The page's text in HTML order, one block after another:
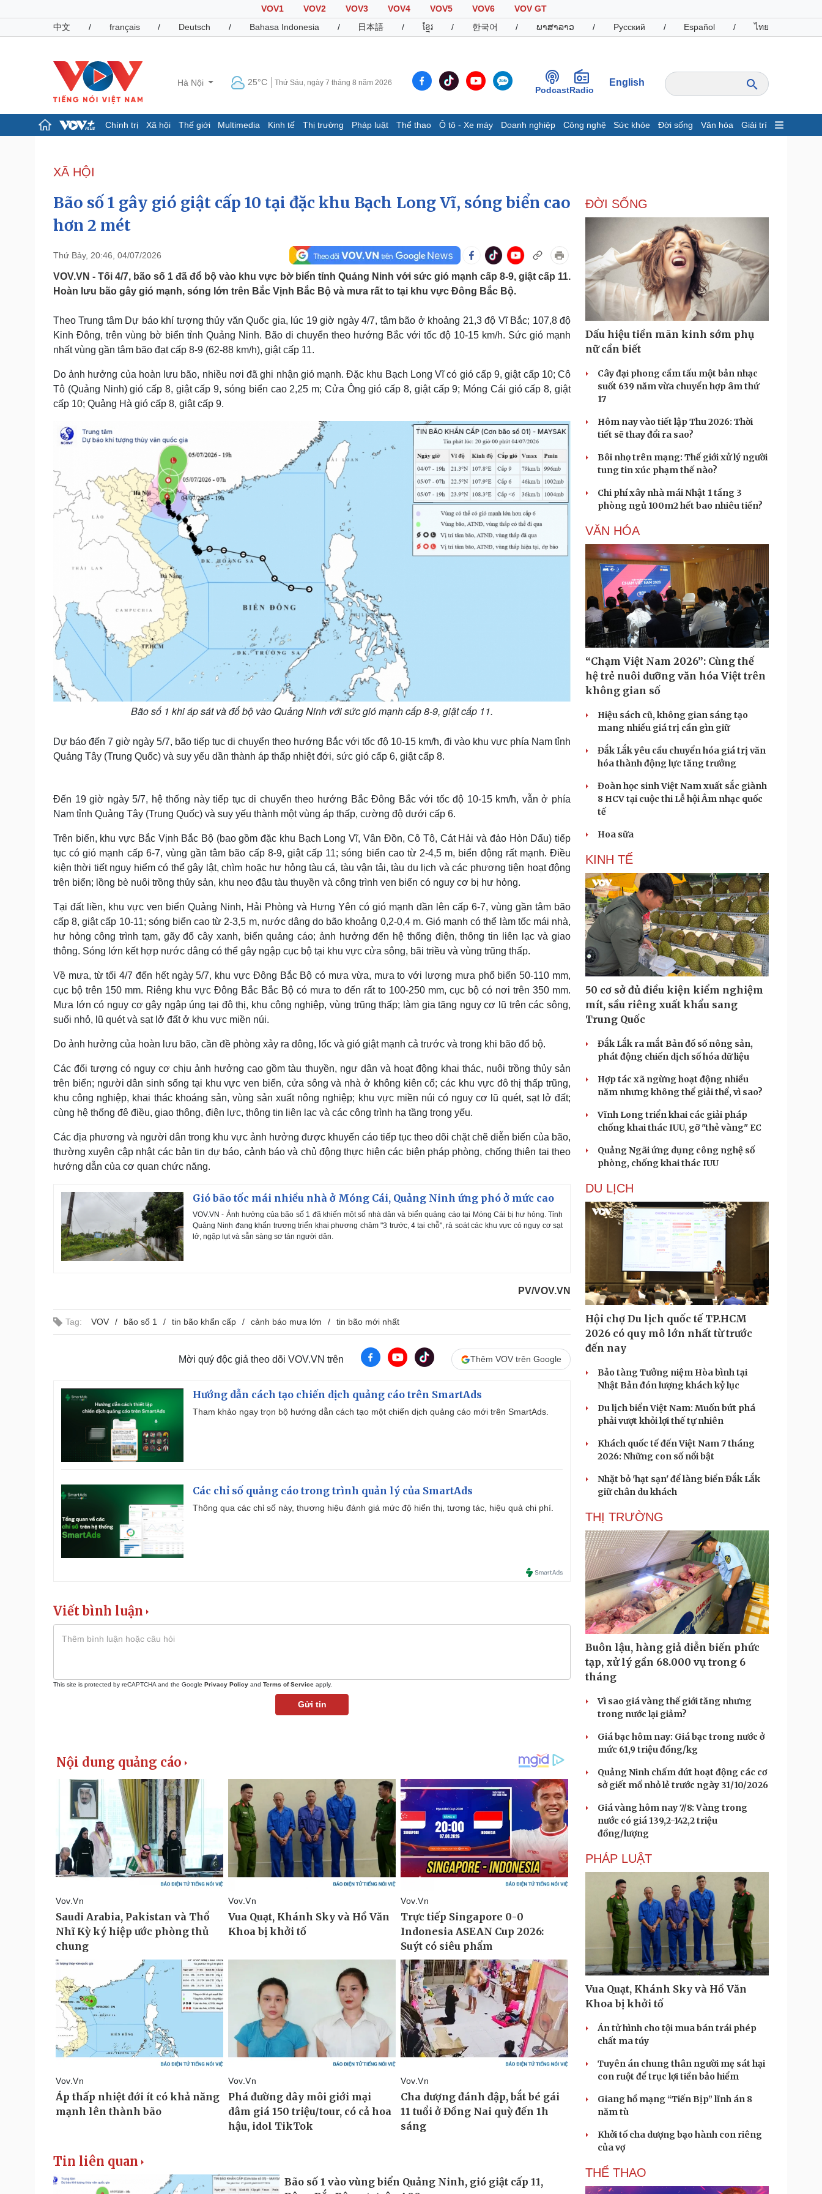
VOV1 VOV2 VOV3 VOV4 VOV5 VOV6
VOV GT
中文
/ français / Deutsch / Bahasa Indonesia / 日本語 / ខ្មែរ / 한국어 / ພາສາລາວ / Русский / Español / ไทย
Hà Nội 25°C Thứ Sáu, ngày 7 tháng 8 năm 2026
PodcastRadio
English
Chính trị Xã hội Thế giới Multimedia Kinh tế Thị trường Pháp luật Thể thao Ô tô - Xe máy Doanh nghiệp Công nghệ Sức khỏe Đời sống Văn hóa Giải trí
Đảng
Tổ chức nhân sự
Nhận diện sự thật
Dấu ấn VOV
Infographic
Giá cà phê
Pháp luật
Tin nóng
Tư vấn luật
Việt Nam
Phân tích
Thể thao
Lịch thi đấu bóng đá
Thế giới thể thao
Hậu trường
Ô tô - Xe máy
Xe máy
Tư vấn
Doanh nghiệp
Thông tin doanh nghiệp
Doanh nghiệp 24h
Doanh nhân
Vì cộng đồng
Công nghệ
Sành điệu
Tin Công nghệ
Trải nghiệm
Chuyển đổi số
Sức khỏe
Dinh dưỡng - món ngon
Cây thuốc
Sản phụ khoa
Nhi khoa
Nam khoa
Phòng mạch online
Ăn sạch sống khỏe
Đời sống
Nhà đẹp
Blog
Tình yêu - Gia đình
Văn hóa
Văn học
Âm nhạc
Di sản
Giải trí
Thời trang
Sao Việt
Du lịch
Săn Tour
check-in
Podcast
Đọc truyện đêm khuya
Cửa sổ tình yêu
Cải chính
XÃ HỘI
Bão số 1 gây gió giật cấp 10 tại đặc khu Bạch Long Vĩ, sóng biển cao
hơn 2 mét
Thứ Bảy, 20:46, 04/07/2026
VOV.VN - Tối 4/7, bão số 1 đã đổ bộ vào khu vực bờ biển tỉnh Quảng Ninh với sức gió mạnh cấp 8-9, giật cấp 11.
Hoàn lưu bão gây gió mạnh, sóng lớn trên Bắc Vịnh Bắc Bộ và mưa rất to tại khu vực Đông Bắc Bộ.
Theo Trung tâm Dự báo khí tượng thủy văn Quốc gia, lúc 19 giờ ngày 4/7, tâm bão ở khoảng 21,3 độ Vĩ Bắc; 107,8 độ
Kinh Đông, trên vùng bờ biển tỉnh Quảng Ninh. Bão di chuyển theo hướng Bắc với tốc độ 10-15 km/h. Sức gió mạnh
nhất vùng gần tâm bão đạt cấp 8-9 (62-88 km/h), giật cấp 11.
Do ảnh hưởng của hoàn lưu bão, nhiều nơi đã ghi nhận gió mạnh. Đặc khu Bạch Long Vĩ có gió cấp 9, giật cấp 10; Cô
Tô (Quảng Ninh) gió cấp 8, giật cấp 9, sóng biển cao 2,25 m; Cửa Ông gió cấp 8, giật cấp 9; Móng Cái gió cấp 8, giật
cấp 10; Quảng Hà gió cấp 8, giật cấp 9.
Bão số 1 khi áp sát và đổ bộ vào Quảng Ninh với sức gió mạnh cấp 8-9, giật cấp 11.
Dự báo đến 7 giờ ngày 5/7, bão tiếp tục di chuyển theo hướng Bắc với tốc độ 10-15 km/h, đi vào khu vực phía Nam tỉnh
Quảng Tây (Trung Quốc) và suy yếu dần thành áp thấp nhiệt đới, sức gió cấp 6, giật cấp 8.
Đến 19 giờ ngày 5/7, hệ thống này tiếp tục di chuyển theo hướng Bắc Đông Bắc với tốc độ 10-15 km/h, vẫn ở phía
Nam tỉnh Quảng Tây (Trung Quốc) và suy yếu thành một vùng áp thấp, cường độ dưới cấp 6.
Trên biển, khu vực Bắc Vịnh Bắc Bộ (bao gồm đặc khu Bạch Long Vĩ, Vân Đồn, Cô Tô, Cát Hải và đảo Hòn Dấu) tiếp
tục có gió mạnh cấp 6-7, vùng gần tâm bão cấp 8-9, giật cấp 11; sóng biển cao từ 2-4,5 m, biển động rất mạnh. Điều
kiện thời tiết nguy hiểm có thể gây lật, chìm hoặc hư hỏng tàu cá, tàu vận tải, tàu du lịch và các phương tiện hoạt động
trên biển; lồng bè nuôi trồng thủy sản, khu neo đậu tàu thuyền và công trình ven biển có nguy cơ bị hư hỏng.
Tại đất liền, khu vực ven biển Quảng Ninh, Hải Phòng và Hưng Yên có gió mạnh dần lên cấp 6-7, vùng gần tâm bão
cấp 8, giật cấp 10-11; sóng biển cao từ 2-3,5 m, nước dâng do bão khoảng 0,2-0,4 m. Gió mạnh có thể làm tốc mái nhà,
hư hỏng công trình tạm, gãy đổ cây xanh, biển quảng cáo; ảnh hưởng đến hệ thống điện, thông tin liên lạc và giao
thông. Sóng lớn kết hợp nước dâng có thể gây ngập cục bộ tại khu vực cửa sông, bãi triều và vùng trũng thấp.
Về mưa, từ tối 4/7 đến hết ngày 5/7, khu vực Đông Bắc Bộ có mưa vừa, mưa to với lượng mưa phổ biến 50-110 mm,
cục bộ trên 150 mm. Riêng khu vực Đông Bắc Bắc Bộ có mưa to đến rất to 100-250 mm, cục bộ có nơi trên 350 mm.
Mưa lớn có nguy cơ gây ngập úng tại đô thị, khu công nghiệp, vùng trũng thấp; làm gia tăng nguy cơ lũ trên các sông,
suối nhỏ, lũ quét và sạt lở đất ở khu vực miền núi.
Do ảnh hưởng của hoàn lưu bão, cần đề phòng xảy ra dông, lốc và gió giật mạnh cả trước và trong khi bão đổ bộ.
Các đối tượng có nguy cơ chịu ảnh hưởng cao gồm tàu thuyền, ngư dân và hoạt động khai thác, nuôi trồng thủy sản
trên biển; người dân sinh sống tại khu vực ven biển, cửa sông và nhà ở không kiên cố; các khu vực đô thị thấp trũng,
khu công nghiệp, khai thác khoáng sản, vùng sản xuất nông nghiệp; khu vực miền núi có nguy cơ lũ quét, sạt lở đất;
cùng hệ thống đê điều, giao thông, điện lực, thông tin liên lạc và các công trình hạ tầng trọng yếu.
Các địa phương và người dân trong khu vực ảnh hưởng được khuyến cáo tiếp tục theo dõi chặt chẽ diễn biến của bão,
thường xuyên cập nhật các bản tin dự báo, cảnh báo và chủ động thực hiện các biện pháp phòng, chống thiên tai theo
hướng dẫn của cơ quan chức năng.
Gió bão tốc mái nhiều nhà ở Móng Cái, Quảng Ninh ứng phó ở mức cao
VOV.VN - Ảnh hưởng của bão số 1 đã khiến một số nhà dân và biển quảng cáo tại Móng Cái bị hư hỏng. Tỉnh
Quảng Ninh đang khẩn trương triển khai phương châm "3 trước, 4 tại chỗ", rà soát các khu vực có nguy cơ sạt
lở, ngập lụt và sẵn sàng sơ tán người dân.
PV/VOV.VN
Tag: VOV bão số 1 tin bão khẩn cấp cảnh báo mưa lớn tin bão mới nhất
Mời quý độc giả theo dõi VOV.VN trên Thêm VOV trên Google
Hướng dẫn cách tạo chiến dịch quảng cáo trên SmartAds
Tham khảo ngay trọn bộ hướng dẫn cách tạo một chiến dịch quảng cáo mới trên SmartAds.
Các chỉ số quảng cáo trong trình quản lý của SmartAds
Thông qua các chỉ số này, thương hiệu đánh giá mức độ hiển thị, tương tác, hiệu quả chi phí.
Viết bình luận
This site is protected by reCAPTCHA and the Google Privacy Policy and Terms of Service apply.
Gửi tin
Tin liên quan
Bão số 1 vào vùng biển Quảng Ninh, gió giật cấp 11,
ĐỜI SỐNG
Dấu hiệu tiền mãn kinh sớm phụ
nữ cần biết
Cây đại phong cầm tấu một bản nhạc
suốt 639 năm vừa chuyển hợp âm thứ
17
Hôm nay vào tiết lập Thu 2026: Thời
tiết sẽ thay đổi ra sao?
Bôi nhọ trên mạng: Thế giới xử lý người
tung tin xúc phạm thế nào?
Chi phí xây nhà mái Nhật 1 tầng 3
phòng ngủ 100m2 hết bao nhiêu tiền?
VĂN HÓA
“Chạm Việt Nam 2026”: Cùng thế
hệ trẻ nuôi dưỡng văn hóa Việt trên
không gian số
Hiệu sách cũ, không gian sáng tạo
mang nhiều giá trị cần gìn giữ
Đắk Lắk yêu cầu chuyển hóa giá trị văn
hóa thành động lực tăng trưởng
Đoàn học sinh Việt Nam xuất sắc giành
8 HCV tại cuộc thi Lễ hội Âm nhạc quốc
tế
Hoa sữa
KINH TẾ
50 cơ sở đủ điều kiện kiểm nghiệm
mít, sầu riêng xuất khẩu sang
Trung Quốc
Đắk Lắk ra mắt Bản đồ số nông sản,
phát động chiến dịch số hóa dữ liệu
Hợp tác xã ngừng hoạt động nhiều
năm nhưng không thể giải thể, vì sao?
Vĩnh Long triển khai các giải pháp
chống khai thác IUU, gỡ "thẻ vàng" EC
Quảng Ngãi ứng dụng công nghệ số
phòng, chống khai thác IUU
DU LỊCH
Hội chợ Du lịch quốc tế TP.HCM
2026 có quy mô lớn nhất từ trước
đến nay
Bảo tàng Tưởng niệm Hòa bình tại
Nhật Bản đón lượng khách kỷ lục
Du lịch biển Việt Nam: Muốn bứt phá
phải vượt khỏi lợi thế tự nhiên
Khách quốc tế đến Việt Nam 7 tháng
2026: Những con số nổi bật
Nhặt bỏ 'hạt sạn' để làng biển Đắk Lắk
giữ chân du khách
THỊ TRƯỜNG
Buôn lậu, hàng giả diễn biến phức
tạp, xử lý gần 68.000 vụ trong 6
tháng
Vì sao giá vàng thế giới tăng nhưng
trong nước lại giảm?
Giá bạc hôm nay: Giá bạc trong nước ở
mức 61,9 triệu đồng/kg
Quảng Ninh chấm dứt hoạt động các cơ
sở giết mổ nhỏ lẻ trước ngày 31/10/2026
Giá vàng hôm nay 7/8: Vàng trong
nước có giá 139,2-142,2 triệu
đồng/lượng
PHÁP LUẬT
Vua Quạt, Khánh Sky và Hồ Văn
Khoa bị khởi tố
Án tử hình cho tội mua bán trái phép
chất ma túy
Tuyên án chung thân người mẹ sát hại
con ruột để trục lợi tiền bảo hiểm
Giang hồ mạng “Tiến Bịp” lĩnh án 8
năm tù
Khởi tố cha dượng bạo hành con riêng
của vợ
THỂ THAO